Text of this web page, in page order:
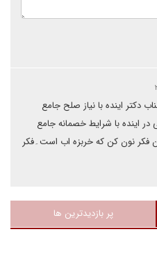
دکتر اینده با نیاز صلح جامع
اینده با شرایط خصمانه جامع
فکر نون کن که خربزه اب است۔فکر
پر بازدیدترین ها